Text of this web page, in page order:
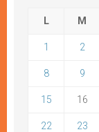
L M
1 2
8 9
15 16
22 23